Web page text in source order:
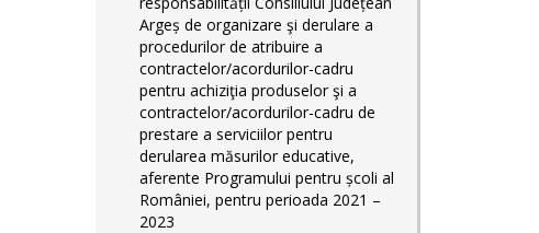
Argeș de organizare şi derulare a
procedurilor de atribuire a
contractelor/acordurilor-cadru
pentru achiziţia produselor şi a
contractelor/acordurilor-cadru de
prestare a serviciilor pentru
derularea măsurilor educative,
aferente Programului pentru școli al
României, pentru perioada 2021 –
2023